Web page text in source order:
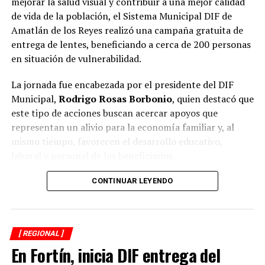
bienestar animal coinciden en que los propietarios
tienen la obligación de impedir que sus mascotas
deambulen libremente por la vía pública, también
advierten que ello no significa mantenerlas
permanentemente amarradas.
La Ley de Protección a los Animales para el Estado de
Veracruz tiene como objetivo garantizar el bienestar, el
trato digno y evitar el maltrato y la crueldad hacia los
animales.
diversos actos de maltrato y crueldad, por lo que
mantener a un perro atado de forma permanente, sin
Por ello, ciudadanos señalaron que la medida debió
enfocarse en exigir la tenencia responsable de mascotas
de vida de la población, el Sistema Municipal DIF de
Amatlán de los Reyes realizó una campaña gratuita de
entrega de lentes, beneficiando a cerca de 200 personas
en situación de vulnerabilidad.
La jornada fue encabezada por el presidente del DIF
Municipal, Rodrigo Rosas Borbonio, quien destacó que
este tipo de acciones buscan acercar apoyos que
representan un alivio para la economía familiar y, al
mismo tiempo, favorecen el desarrollo educativo,
Durante la campaña fueron atendidas niñas, niños,
mayores, quienes previamente se sometieron a
valoraciones visuales para determinar la graduación
adecuada y recibir lentes acordes a sus necesidades.
CONTINUAR LEYENDO
[ REGIONAL ]
En Fortín, inicia DIF entrega del